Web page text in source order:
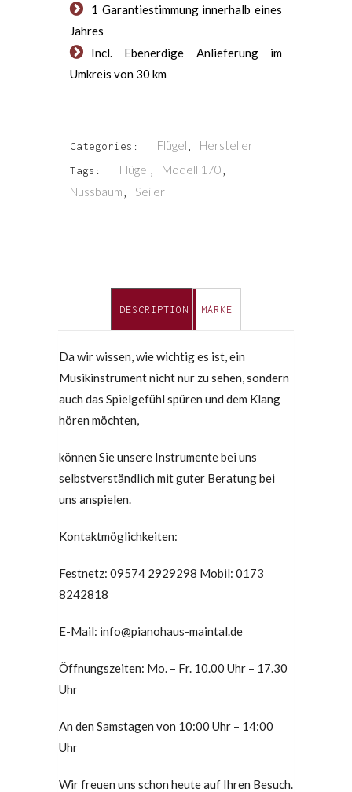
1 Garantiestimmung innerhalb eines
Jahres
Incl. Ebenerdige Anlieferung im
Umkreis von 30 km
Categories: Flügel Hersteller
Tags: Flügel Modell 170
Nussbaum Seiler
DESCRIPTION MARKE
Da wir wissen, wie wichtig es ist, ein
Musikinstrument nicht nur zu sehen, sondern
auch das Spielgefühl spüren und dem Klang
hören möchten,
können Sie unsere Instrumente bei uns
selbstverständlich mit guter Beratung bei
uns anspielen.
Kontaktmöglichkeiten:
Festnetz: 09574 2929298 Mobil: 0173
8242818
E-Mail: info@pianohaus-maintal.de
Öffnungszeiten: Mo. – Fr. 10.00 Uhr – 17.30
Uhr
An den Samstagen von 10:00 Uhr – 14:00
Uhr
Wir freuen uns schon heute auf Ihren Besuch.